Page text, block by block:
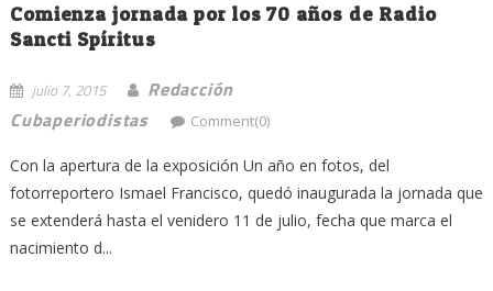
Comienza jornada por los 70 años de Radio
Sancti Spíritus
julio 7, 2015
Redacción
Cubaperiodistas
Comment(0)
Con la apertura de la exposición Un año en fotos, del
fotorreportero Ismael Francisco, quedó inaugurada la jornada que
se extenderá hasta el venidero 11 de julio, fecha que marca el
nacimiento d...